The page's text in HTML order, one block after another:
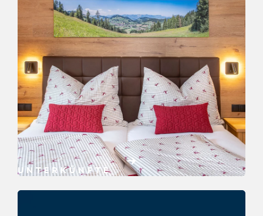
UNTERKÜNFTE